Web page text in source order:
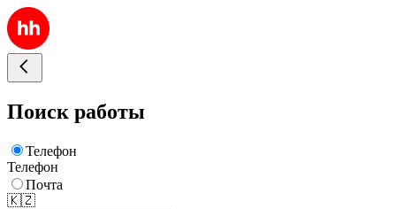
Поиск работы
Телефон
Телефон
Почта
🇰🇿